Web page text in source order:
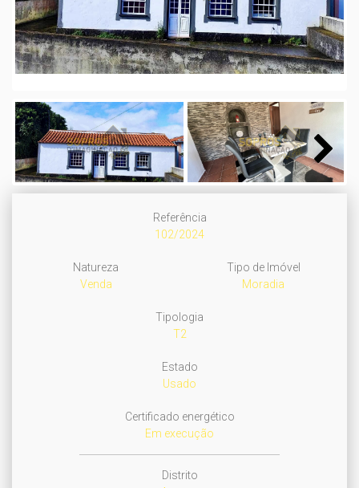
Next
Next
Referência
102/2024
Natureza
Venda
Tipo de Imóvel
Moradia
Tipologia
T2
Estado
Usado
Certificado energético
Em execução
Distrito